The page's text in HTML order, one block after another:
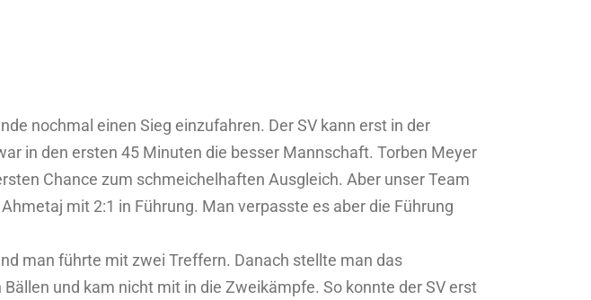
nochmal einen Sieg einzufahren. Der SV kann erst in der
in den ersten 45 Minuten die besser Mannschaft. Torben Meyer
Chance zum schmeichelhaften Ausgleich. Aber unser Team
mit 2:1 in Führung. Man verpasste es aber die Führung
man führte mit zwei Treffern. Danach stellte man das
und kam nicht mit in die Zweikämpfe. So konnte der SV erst